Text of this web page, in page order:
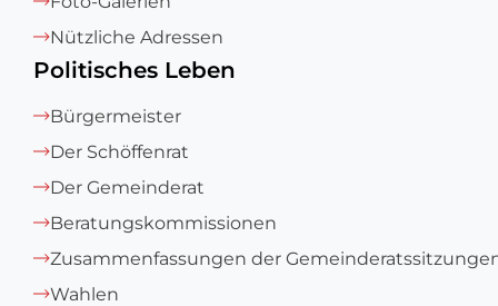
Nützliche Adressen
Politisches Leben
Bürgermeister
Der Schöffenrat
Der Gemeinderat
Beratungskommissionen
Zusammenfassungen der
Wahlen